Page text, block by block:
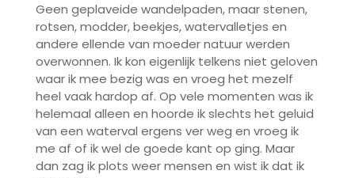
Geen geplaveide wandelpaden, maar stenen,
rotsen, modder, beekjes, watervalletjes en
andere ellende van moeder natuur werden
overwonnen. Ik kon eigenlijk telkens niet geloven
waar ik mee bezig was en vroeg het mezelf
heel vaak hardop af. Op vele momenten was ik
helemaal alleen en hoorde ik slechts het geluid
van een waterval ergens ver weg en vroeg ik
me af of ik wel de goede kant op ging. Maar
dan zag ik plots weer mensen en wist ik dat ik